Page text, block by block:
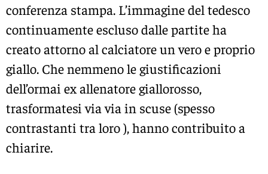
conferenza stampa. L’immagine del tedesco
continuamente escluso dalle partite ha
creato attorno al calciatore un vero e proprio
giallo. Che nemmeno le giustificazioni
dell’ormai ex allenatore giallorosso,
trasformatesi via via in scuse (spesso
contrastanti tra loro ), hanno contribuito a
chiarire.